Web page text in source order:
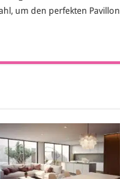
um den perfekten Pavillon